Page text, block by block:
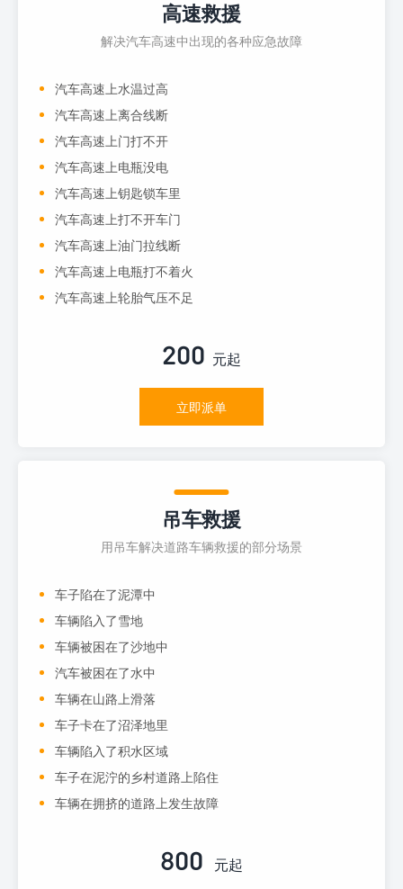
高速救援
解决汽车高速中出现的各种应急故障
汽车高速上水温过高
汽车高速上离合线断
汽车高速上门打不开
汽车高速上电瓶没电
汽车高速上钥匙锁车里
汽车高速上打不开车门
汽车高速上油门拉线断
汽车高速上电瓶打不着火
汽车高速上轮胎气压不足
200 元起
立即派单
吊车救援
用吊车解决道路车辆救援的部分场景
车子陷在了泥潭中
车辆陷入了雪地
车辆被困在了沙地中
汽车被困在了水中
车辆在山路上滑落
车子卡在了沼泽地里
车辆陷入了积水区域
车子在泥泞的乡村道路上陷住
车辆在拥挤的道路上发生故障
800 元起